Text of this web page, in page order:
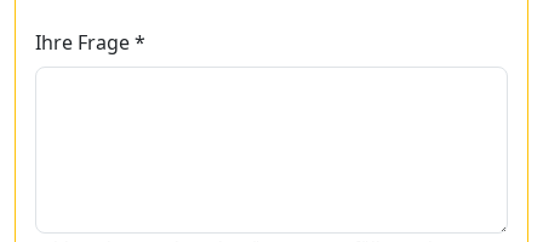
Ihre Frage *